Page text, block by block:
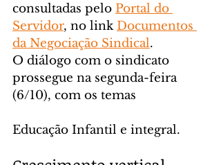
consultadas pelo Portal do
Servidor, no link Documentos
da Negociação Sindical.
O diálogo com o sindicato
prossegue na segunda-feira
(6/10), com os temas
Educação Infantil e integral.